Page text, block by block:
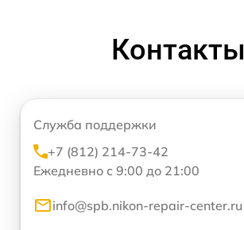
Контакты
Служба поддержки
+7 (812) 214-73-42
Ежедневно с 9:00 до 21:00
info@spb.nikon-repair-center.ru